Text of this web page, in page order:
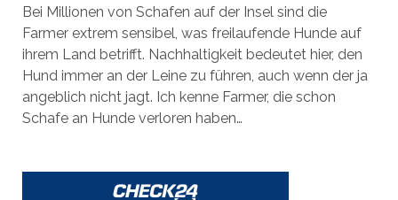
Bei Millionen von Schafen auf der Insel sind die
Farmer extrem sensibel, was freilaufende Hunde auf
ihrem Land betrifft. Nachhaltigkeit bedeutet hier, den
Hund immer an der Leine zu führen, auch wenn der ja
angeblich nicht jagt. Ich kenne Farmer, die schon
Schafe an Hunde verloren haben…